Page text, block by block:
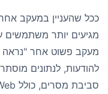
ככל שהעניין במעקב
מגיעים יותר משתמשים
מעקב פשוט אחר "נראה
להודעות, לנתונים